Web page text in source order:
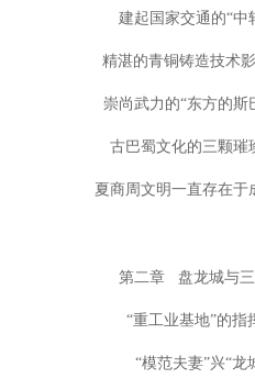
建起国家交通的“中
精湛的青铜铸造技术
崇尚武力的“东方的斯
古巴蜀文化的三颗璀
夏商周文明一直存在于
第二章 盘龙城与
“重工业基地”的指
“模范夫妻”兴“龙